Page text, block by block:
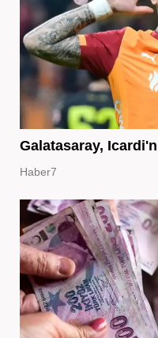
Galatasaray,
Haber7